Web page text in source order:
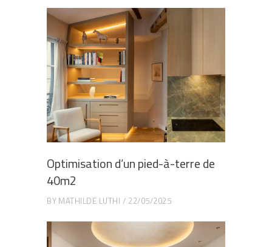
Optimisation d’un pied-à-terre de
40m2
BY MATHILDE LUTHI 22/05/2025